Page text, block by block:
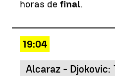
horas de final.
19:04
Alcaraz - Djokovic: